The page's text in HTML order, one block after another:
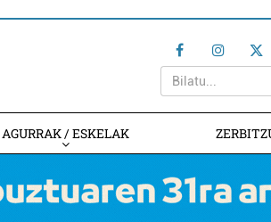
AGURRAK / ESKELAK